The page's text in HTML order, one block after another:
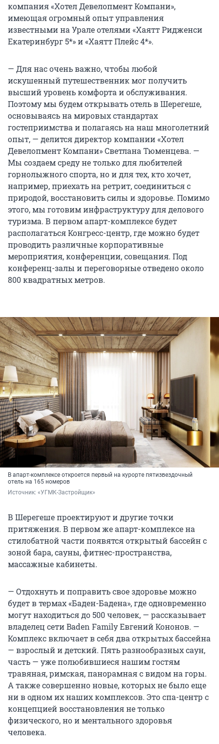
компания «Хотел Девелопмент Компани»,
имеющая огромный опыт управления
известными на Урале отелями «Хаятт Ридженси
Екатеринбург 5*» и «Хаятт Плейс 4*».
— Для нас очень важно, чтобы любой
искушенный путешественник мог получить
высший уровень комфорта и обслуживания.
Поэтому мы будем открывать отель в Шерегеше,
основываясь на мировых стандартах
гостеприимства и полагаясь на наш многолетний
опыт, — делится директор компании «Хотел
Девелопмент Компани» Светлана Тюменцева. —
Мы создаем среду не только для любителей
горнолыжного спорта, но и для тех, кто хочет,
например, приехать на ретрит, соединиться с
природой, восстановить силы и здоровье. Помимо
этого, мы готовим инфраструктуру для делового
туризма. В первом апарт-комплексе будет
располагаться Конгресс-центр, где можно будет
проводить различные корпоративные
мероприятия, конференции, совещания. Под
конференц-залы и переговорные отведено около
800 квадратных метров.
В апарт-комплексе откроется первый на курорте пятизвездочный
отель на 165 номеров
Источник: «УГМК-Застройщик»
В Шерегеше проектируют и другие точки
притяжения. В первом же апарт-комплексе на
стилобатной части появятся открытый бассейн с
зоной бара, сауны, фитнес-пространства,
массажные кабинеты.
— Отдохнуть и поправить свое здоровье можно
будет в термах «Баден-Бадена», где одновременно
могут находиться до 500 человек, — рассказывает
владелец сети Baden Family Евгений Кононов. —
Комплекс включает в себя два открытых бассейна
— взрослый и детский. Пять разнообразных саун,
часть — уже полюбившиеся нашим гостям
травяная, римская, панорамная с видом на горы.
А также совершенно новые, которых не было еще
ни в одном их наших комплексов. Это спа-центр с
концепцией восстановления не только
физического, но и ментального здоровья
человека.